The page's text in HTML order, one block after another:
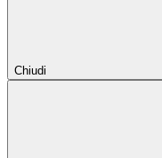
Chiudi